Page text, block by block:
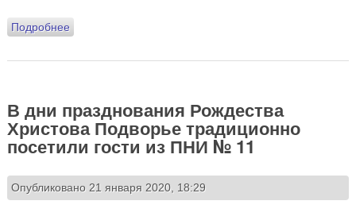
Подробнеео Святейший Патриарх Кирилл призвал клириков и
19, стать донорами плазмы крови
В дни празднования Рождества
Христова Подворье традиционно
посетили гости из ПНИ № 11
Опубликовано 21 января 2020, 18:29